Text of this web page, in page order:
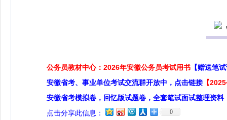
公务员教材中心：2026年安徽公务员考试用书 【赠送笔
安徽省考、事业单位考试交流群开放中，点击链接 【
安徽省考模拟卷，回忆版试题卷，全套笔试面试整理资料
点击分享此信息：
0